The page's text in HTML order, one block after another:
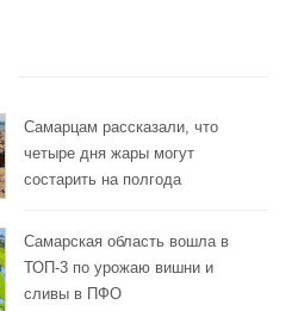
Самарцам рассказали, что
четыре дня жары могут
состарить на полгода
Самарская область вошла в
ТОП-3 по урожаю вишни и
сливы в ПФО